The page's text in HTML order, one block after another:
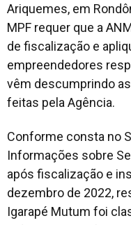
Ariquemes, em
MPF requer que a
de fiscalização e
empreendedores
vêm descumprindo
feitas pela Agência.
Conforme consta no
Informações sobre
após fiscalização e
dezembro de 2022,
Igarapé Mutum foi